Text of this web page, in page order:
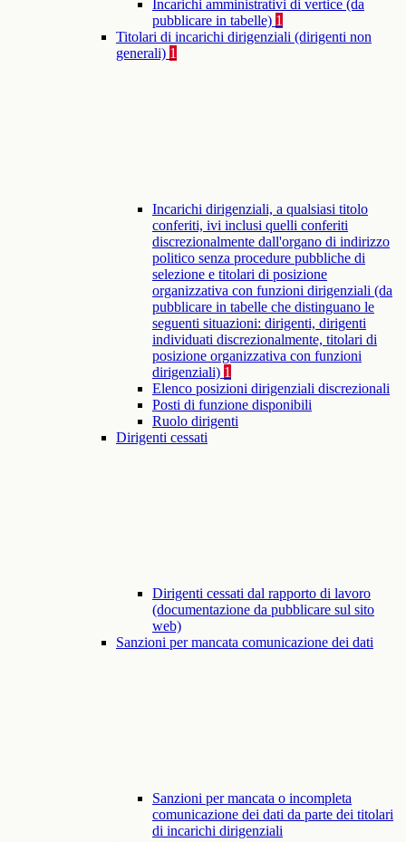
Incarichi amministrativi di vertice (da
pubblicare in tabelle) 1
Titolari di incarichi dirigenziali (dirigenti non
generali) 1
Incarichi dirigenziali, a qualsiasi titolo
conferiti, ivi inclusi quelli conferiti
discrezionalmente dall'organo di indirizzo
politico senza procedure pubbliche di
selezione e titolari di posizione
organizzativa con funzioni dirigenziali (da
pubblicare in tabelle che distinguano le
seguenti situazioni: dirigenti, dirigenti
individuati discrezionalmente, titolari di
posizione organizzativa con funzioni
dirigenziali) 1
Elenco posizioni dirigenziali discrezionali
Posti di funzione disponibili
Ruolo dirigenti
Dirigenti cessati
Dirigenti cessati dal rapporto di lavoro
(documentazione da pubblicare sul sito
web)
Sanzioni per mancata comunicazione dei dati
Sanzioni per mancata o incompleta
comunicazione dei dati da parte dei titolari
di incarichi dirigenziali